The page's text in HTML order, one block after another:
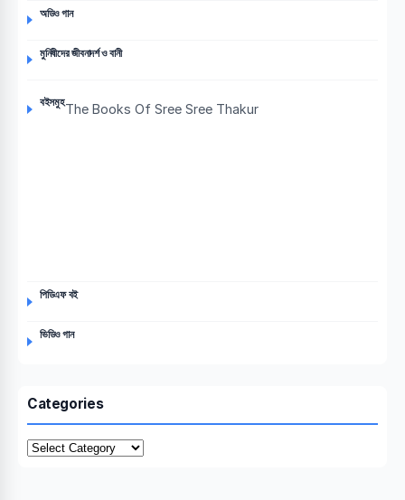
অডিও গান
মুনিষীদের জীবনাদর্শ ও বানী
বইসমুহThe Books Of Sree Sree Thakur
পিডিএফ বই
ভিডিও গান
Categories
Categories